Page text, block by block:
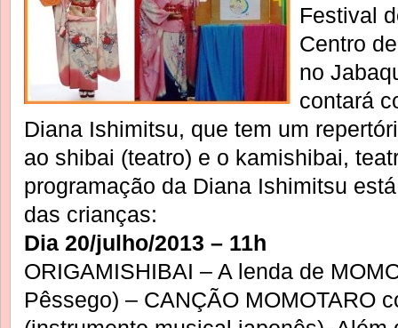
Festival
Centro
no
contará
Diana Ishimitsu, que tem um
ao shibai (teatro) e o kamishibai,
programação da Diana Ishimitsu
das crianças:
Dia 20/julho/2013 – 11h
ORIGAMISHIBAI – A lenda de
Pêssego) – CANÇÃO MOMOTARO